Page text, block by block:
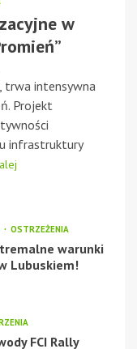
w
trwa intensywna
Projekt
infrastruktury
OSTRZEŻENIA
warunki
Lubuskiem!
FCI Rally